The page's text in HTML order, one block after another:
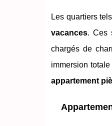
Les quartiers
vacances. Ces
chargés de
immersion
appartement